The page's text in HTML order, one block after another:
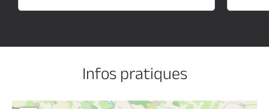
Infos pratiques